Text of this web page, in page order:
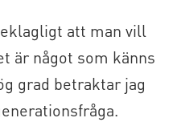
att man vill
är något som känns
grad betraktar jag